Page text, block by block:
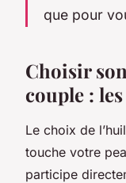
que pour
Choisir
couple :
Le choix de
touche votre
participe